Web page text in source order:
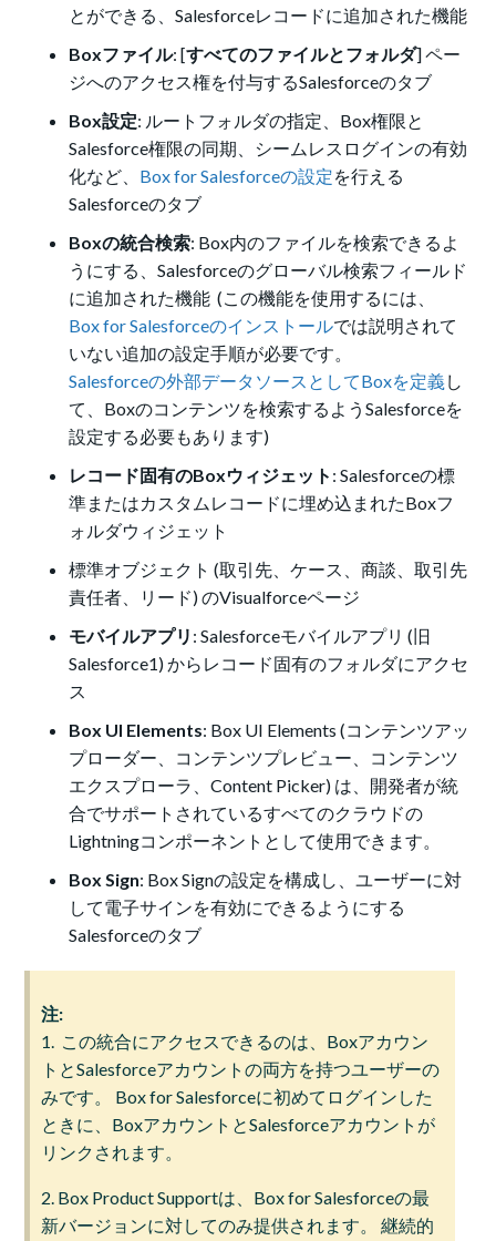
とができる、Salesforceレコードに追加された機能
Boxファイル: [すべてのファイルとフォルダ] ペー
ジへのアクセス権を付与するSalesforceのタブ
Box設定: ルートフォルダの指定、Box権限と
Salesforce権限の同期、シームレスログインの有効
化など、 Box for Salesforceの設定を行える
Salesforceのタブ
Boxの統合検索: Box内のファイルを検索できるよ
うにする、Salesforceのグローバル検索フィールド
に追加された機能 (この機能を使用するには、
Box for Salesforceのインストールでは説明されて
いない追加の設定手順が必要です。
Salesforceの外部データソースとしてBoxを定義し
て、Boxのコンテンツを検索するようSalesforceを
設定する必要もあります)
レコード固有のBoxウィジェット : Salesforceの標
準またはカスタムレコードに埋め込まれたBoxフ
ォルダウィジェット
標準オブジェクト (取引先、ケース、商談、取引先
責任者、リード) のVisualforceページ
モバイルアプリ : Salesforceモバイルアプリ (旧
Salesforce1) からレコード固有のフォルダにアクセ
ス
Box UI Elements: Box UI Elements (コンテンツアッ
プローダー、コンテンツプレビュー、コンテンツ
エクスプローラ、Content Picker) は、開発者が統
合でサポートされているすべてのクラウドの
Lightningコンポーネントとして使用できます。
Box Sign: Box Signの設定を構成し、ユーザーに対
して電子サインを有効にできるようにする
Salesforceのタブ
注:
1. この統合にアクセスできるのは、Boxアカウン
トとSalesforceアカウントの両方を持つユーザーの
みです。 Box for Salesforceに初めてログインした
ときに、BoxアカウントとSalesforceアカウントが
リンクされます。
2. Box Product Supportは、Box for Salesforceの最
新バージョンに対してのみ提供されます。 継続的